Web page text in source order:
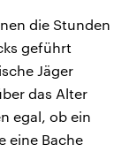
die Stunden
geführt
Jäger
das Alter
egal, ob ein
eine Bache